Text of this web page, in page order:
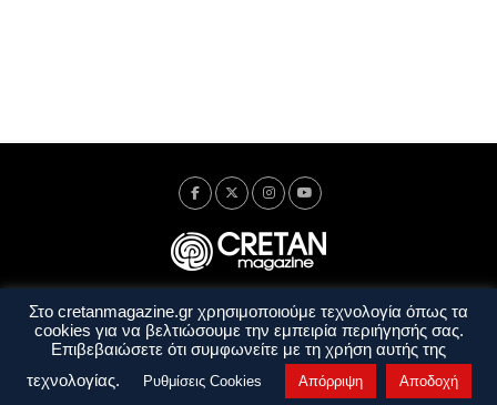
Ταυτότητα Πολιτική Απορρήτου
Όροι Χρήσης
Όροι και Προϋποθέσεις
Στο cretanmagazine.gr χρησιμοποιούμε τεχνολογία όπως τα
cookies για να βελτιώσουμε την εμπειρία περιήγησής σας.
Επιβεβαιώσετε ότι συμφωνείτε με τη χρήση αυτής της
τεχνολογίας.
Ρυθμίσεις Cookies Απόρριψη Αποδοχή